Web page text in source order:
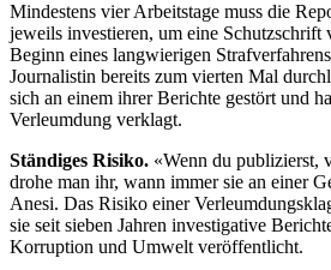
Mindestens vier Arbeitstage muss die
jeweils investieren, um eine Schutzschrift
Beginn eines langwierigen
Journalistin bereits zum vierten Mal
sich an einem ihrer Berichte gestört und
Verleumdung verklagt.
Ständiges Risiko. «Wenn du publizierst,
drohe man ihr, wann immer sie an einer
Anesi. Das Risiko einer
sie seit sieben Jahren investigative
Korruption und Umwelt veröffentlicht.